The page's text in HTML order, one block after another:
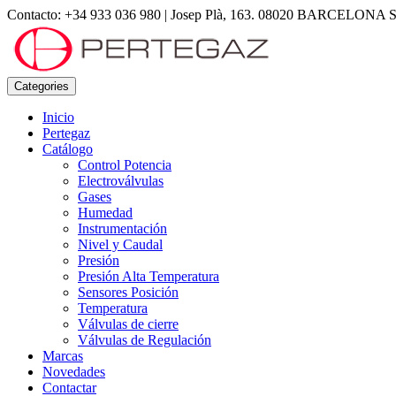
Contacto: +34 933 036 980 | Josep Plà, 163. 08020 BARCELONA
Categories
Inicio
Pertegaz
Catálogo
Control Potencia
Electroválvulas
Gases
Humedad
Instrumentación
Nivel y Caudal
Presión
Presión Alta Temperatura
Sensores Posición
Temperatura
Válvulas de cierre
Válvulas de Regulación
Marcas
Novedades
Contactar